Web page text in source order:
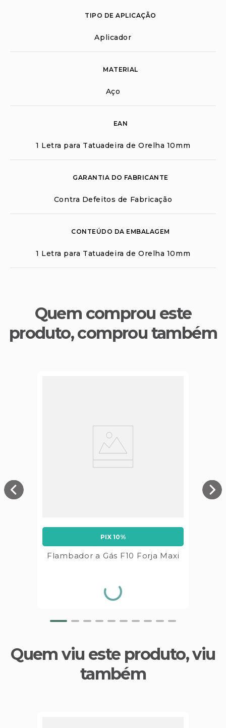
TIPO DE APLICAÇÃO
Aplicador
MATERIAL
Aço
EAN
1 Letra para Tatuadeira de Orelha 10mm
GARANTIA DO FABRICANTE
Contra Defeitos de Fabricação
CONTEÚDO DA EMBALAGEM
1 Letra para Tatuadeira de Orelha 10mm
Quem comprou este
produto, comprou também
PIX 10%
Flambador a Gás F10 Forja Maxi
Quem viu este produto, viu
também